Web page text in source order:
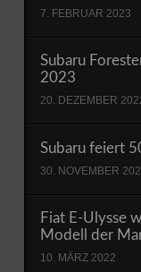
7. FEBRUAR 2023
Subaru
2023
20. DEZEMBER
Subaru feiert
30. NOVEMBER
Fiat E-Ulysse
Modell der
10. MÄRZ 2022